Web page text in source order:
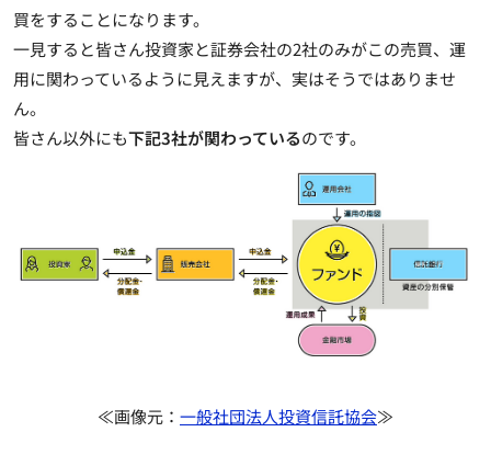
買をすることになります。
一見すると皆さん投資家と証券会社の2社のみがこの売買、運
用に関わっているように見えますが、実はそうではありませ
ん。
皆さん以外にも下記3社が関わっているのです。
≪画像元： 一般社団法人投資信託協会≫